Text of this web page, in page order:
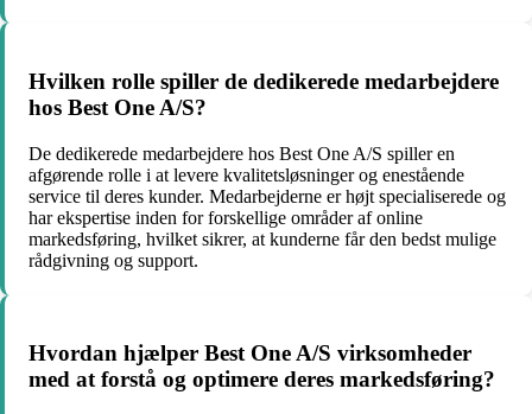
Hvilken rolle spiller de dedikerede medarbejdere
hos Best One A/S?
De dedikerede medarbejdere hos Best One A/S spiller en
afgørende rolle i at levere kvalitetsløsninger og enestående
service til deres kunder. Medarbejderne er højt specialiserede og
har ekspertise inden for forskellige områder af online
markedsføring, hvilket sikrer, at kunderne får den bedst mulige
rådgivning og support.
Hvordan hjælper Best One A/S virksomheder
med at forstå og optimere deres markedsføring?